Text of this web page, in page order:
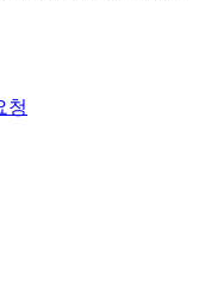
청